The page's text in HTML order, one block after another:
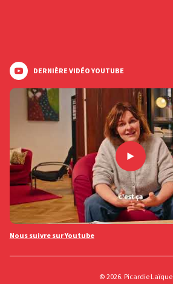
DERNIÈRE VIDÉO YOUTUBE
Nous suivre sur Youtube
© 2026. Picardie Laïque